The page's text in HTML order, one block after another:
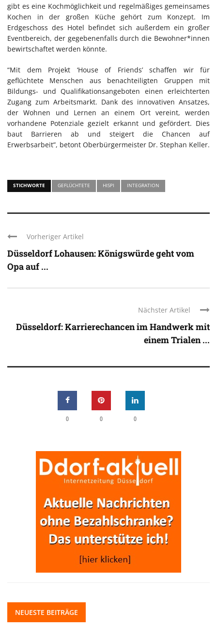
gibt es eine Kochmöglichkeit und regelmäßiges gemeinsames
Kochen in der großen Küche gehört zum Konzept. Im
Erdgeschoss des Hotel befindet sich außerdem ein großer
Eventbereich, der gegebenenfalls durch die Bewohner*innen
bewirtschaftet werden könnte.
“Mit dem Projekt ‘House of Friends’ schaffen wir für
geflüchtete Menschen aus benachteiligten Gruppen mit
Bildungs- und Qualifikationsangeboten einen erleichterten
Zugang zum Arbeitsmarkt. Dank des innovativen Ansatzes,
der Wohnen und Lernen an einem Ort vereint, werden
vorhandene Potenziale gezielt erkannt und gefördert. Dies
baut Barrieren ab und steigert die Chancen auf
Erwerbsarbeit”, betont Oberbürgermeister Dr. Stephan Keller.
STICHWORTE GEFLÜCHTETE HISPI INTEGRATION
Vorheriger Artikel
Düsseldorf Lohausen: Königswürde geht vom
Opa auf ...
Nächster Artikel
Düsseldorf: Karrierechancen im Handwerk mit
einem Trialen ...
0 0 0
NEUESTE BEITRÄGE